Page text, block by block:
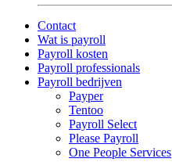
Contact
Wat is payroll
Payroll kosten
Payroll professionals
Payroll bedrijven
Payper
Tentoo
Payroll Select
Please Payroll
One People Services